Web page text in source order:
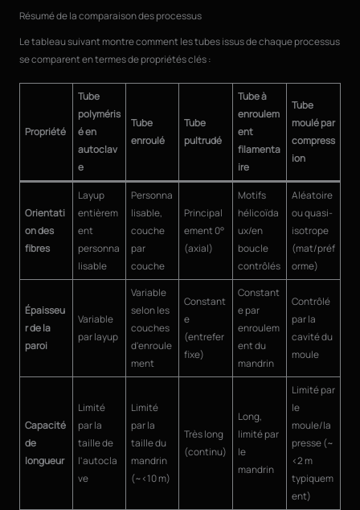
Résumé de la comparaison des processus
Le tableau suivant montre comment les tubes issus de chaque processus
se comparent en termes de propriétés clés :
Propriété
Tube
polyméris
é en
autoclav
e
Tube
enroulé
Tube
pultrudé
Tube à
enroulem
ent
filamenta
ire
Tube
moulé par
compress
ion
Orientati
on des
fibres
Layup
entièrem
ent
personna
lisable
Personna
lisable,
couche
par
couche
Principal
ement 0°
(axial)
Motifs
hélicoïda
ux/en
boucle
contrôlés
Aléatoire
ou quasi-
isotrope
(mat/préf
orme)
Épaisseu
r de la
paroi
Variable
par layup
Variable
selon les
couches
d'enroule
ment
Constant
e
(entrefer
fixe)
Constant
e par
enroulem
ent du
mandrin
Contrôlé
par la
cavité du
moule
Capacité
de
longueur
Limité
par la
taille de
l'autocla
ve
Limité
par la
taille du
mandrin
(~<10 m)
Très long
(continu)
Long,
limité par
le
mandrin
Limité par
le
moule/la
presse (~
<2 m
typiquem
ent)